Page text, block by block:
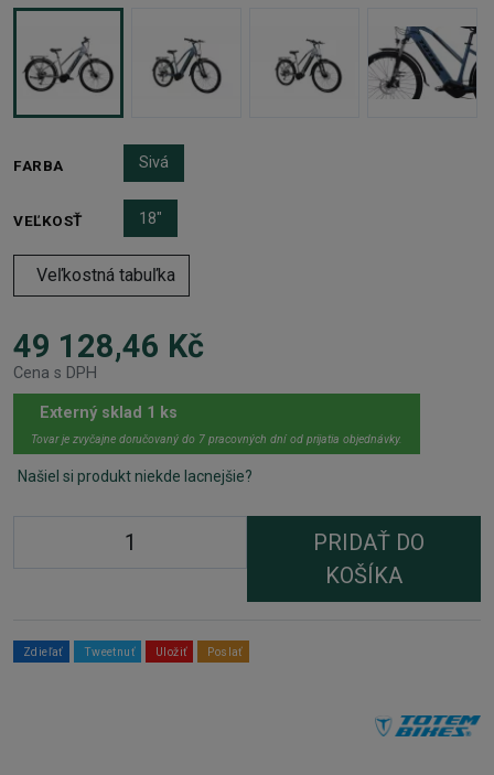
FARBA Sivá
VEĽKOSŤ 18"
Veľkostná tabuľka
49 128,46 Kč
Cena s DPH
Externý sklad 1 ks
Tovar je zvyčajne doručovaný do 7 pracovných dní od prijatia objednávky.
Našiel si produkt niekde lacnejšie?
PRIDAŤ DO
KOŠÍKA
Zdieľať Tweetnuť Uložiť Poslať